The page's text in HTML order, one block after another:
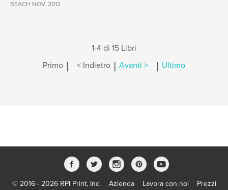
BEACH NOV. 2012
1-4 di 15 Libri
Primo | < Indietro | Avanti > | Ultimo
© 2016 - 2026 RPI Print, Inc. Azienda Lavora con noi Prezzi